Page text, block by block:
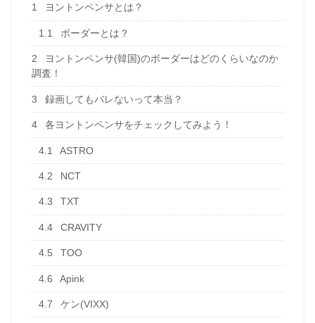
1 ヨントンペンサとは？
1.1 ボーダーとは？
2
ヨントンペンサ(韓国)のボーダーはどのくらいなのか
調査！
3 録画してもバレないって本当？
4 各ヨントンペンサをチェックしてみよう！
4.1 ASTRO
4.2 NCT
4.3 TXT
4.4 CRAVITY
4.5 TOO
4.6 Apink
4.7 ケン(VIXX)